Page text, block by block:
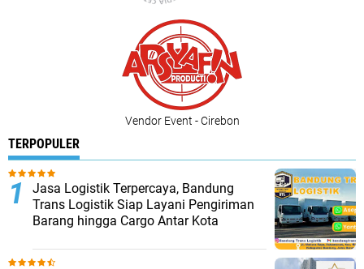
Vendor Event - Cirebon
TERPOPULER
Jasa Logistik Terpercaya, Bandung
Trans Logistik Siap Layani Pengiriman
Barang hingga Cargo Antar Kota